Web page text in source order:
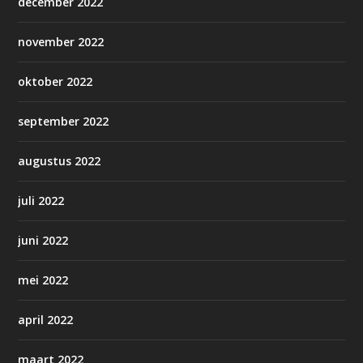
november 2022
oktober 2022
september 2022
augustus 2022
juli 2022
juni 2022
mei 2022
april 2022
maart 2022